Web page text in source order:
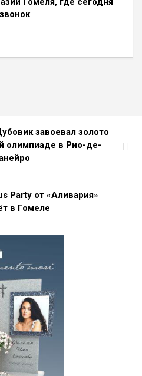
завоевал золото
олимпиаде в Рио-де-
Party от «Аливария»
в Гомеле